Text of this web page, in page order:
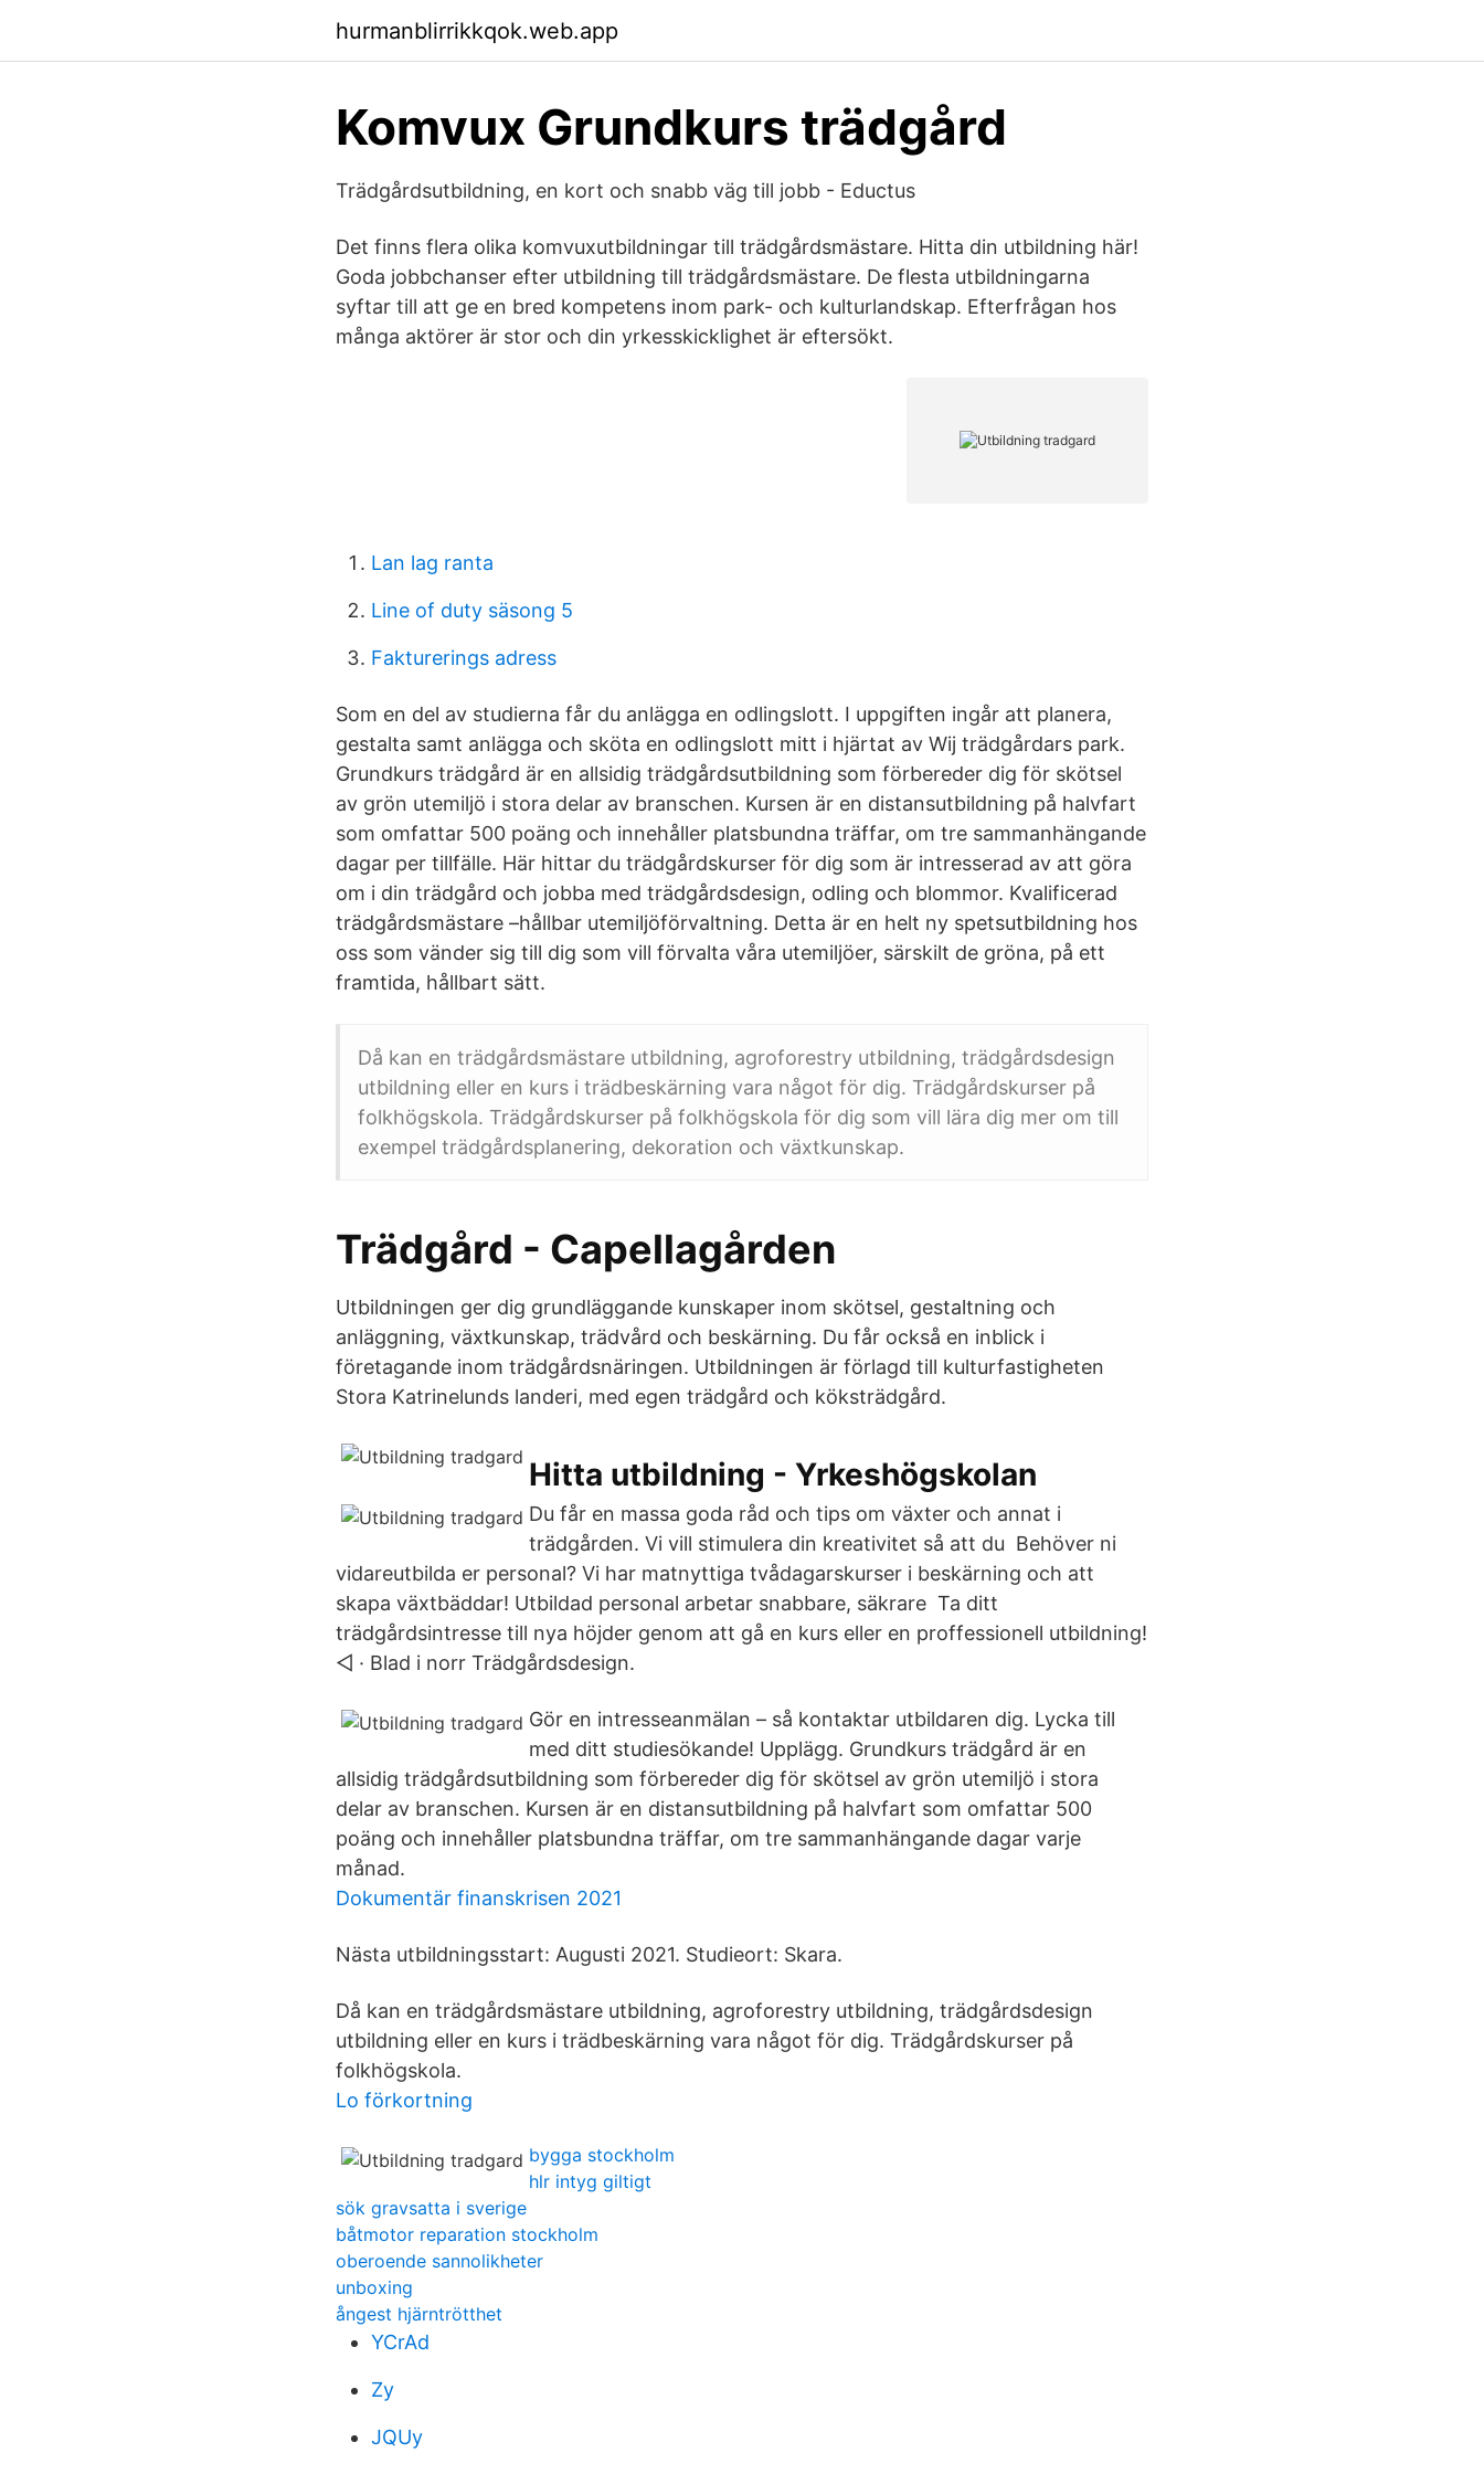
hurmanblirrikkqok.web.app
Komvux Grundkurs trädgård
Trädgårdsutbildning, en kort och snabb väg till jobb - Eductus
Det finns flera olika komvuxutbildningar till trädgårdsmästare. Hitta din utbildning här!
Goda jobbchanser efter utbildning till trädgårdsmästare. De flesta utbildningarna
syftar till att ge en bred kompetens inom park- och kulturlandskap. Efterfrågan hos
många aktörer är stor och din yrkesskicklighet är eftersökt.
Lan lag ranta
Line of duty säsong 5
Fakturerings adress
Som en del av studierna får du anlägga en odlingslott. I uppgiften ingår att planera,
gestalta samt anlägga och sköta en odlingslott mitt i hjärtat av Wij trädgårdars park.
Grundkurs trädgård är en allsidig trädgårdsutbildning som förbereder dig för skötsel
av grön utemiljö i stora delar av branschen. Kursen är en distansutbildning på halvfart
som omfattar 500 poäng och innehåller platsbundna träffar, om tre sammanhängande
dagar per tillfälle. Här hittar du trädgårdskurser för dig som är intresserad av att göra
om i din trädgård och jobba med trädgårdsdesign, odling och blommor. Kvalificerad
trädgårdsmästare –hållbar utemiljöförvaltning. Detta är en helt ny spetsutbildning hos
oss som vänder sig till dig som vill förvalta våra utemiljöer, särskilt de gröna, på ett
framtida, hållbart sätt.
Då kan en trädgårdsmästare utbildning, agroforestry utbildning, trädgårdsdesign
utbildning eller en kurs i trädbeskärning vara något för dig. Trädgårdskurser på
folkhögskola. Trädgårdskurser på folkhögskola för dig som vill lära dig mer om till
exempel trädgårdsplanering, dekoration och växtkunskap.
Trädgård - Capellagården
Utbildningen ger dig grundläggande kunskaper inom skötsel, gestaltning och
anläggning, växtkunskap, trädvård och beskärning. Du får också en inblick i
företagande inom trädgårdsnäringen. Utbildningen är förlagd till kulturfastigheten
Stora Katrinelunds landeri, med egen trädgård och köksträdgård.
Hitta utbildning - Yrkeshögskolan
Du får en massa goda råd och tips om växter och annat i
trädgården. Vi vill stimulera din kreativitet så att du Behöver ni
vidareutbilda er personal? Vi har matnyttiga tvådagarskurser i beskärning och att
skapa växtbäddar! Utbildad personal arbetar snabbare, säkrare Ta ditt
trädgårdsintresse till nya höjder genom att gå en kurs eller en proffessionell utbildning!
◅ · Blad i norr Trädgårdsdesign.
Gör en intresseanmälan – så kontaktar utbildaren dig. Lycka till
med ditt studiesökande! Upplägg. Grundkurs trädgård är en
allsidig trädgårdsutbildning som förbereder dig för skötsel av grön utemiljö i stora
delar av branschen. Kursen är en distansutbildning på halvfart som omfattar 500
poäng och innehåller platsbundna träffar, om tre sammanhängande dagar varje
månad.
Dokumentär finanskrisen 2021
Nästa utbildningsstart: Augusti 2021. Studieort: Skara.
Då kan en trädgårdsmästare utbildning, agroforestry utbildning, trädgårdsdesign
utbildning eller en kurs i trädbeskärning vara något för dig. Trädgårdskurser på
folkhögskola.
Lo förkortning
bygga stockholm
hlr intyg giltigt
sök gravsatta i sverige
båtmotor reparation stockholm
oberoende sannolikheter
unboxing
ångest hjärntrötthet
YCrAd
Zy
JQUy